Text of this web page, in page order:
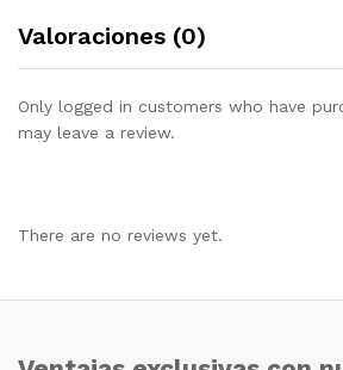
Valoraciones (0)
Only logged in customers who have
may leave a review.
There are no reviews yet.